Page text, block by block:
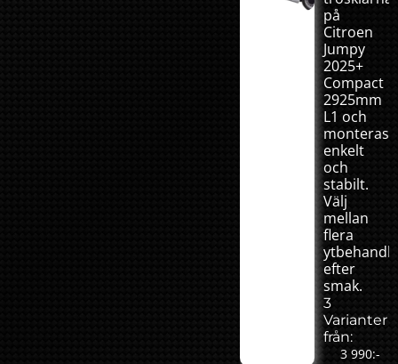
på
Citroen
Jumpy
2025+
Compact
2925mm
L1 och
monteras
enkelt
och
stabilt.
Välj
mellan
flera
efter
smak.
3
Varianter
från:
3 990:-